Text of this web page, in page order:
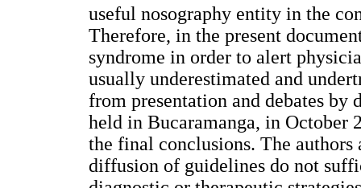
useful nosography entity in the
Therefore, in the present
syndrome in order to alert
usually underestimated and
from presentation and debates by
held in Bucaramanga, in October
the final conclusions. The
diffusion of guidelines do not